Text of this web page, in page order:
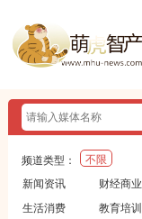
频道类型： 不限
新闻资讯
财经商业
生活消费
教育培训